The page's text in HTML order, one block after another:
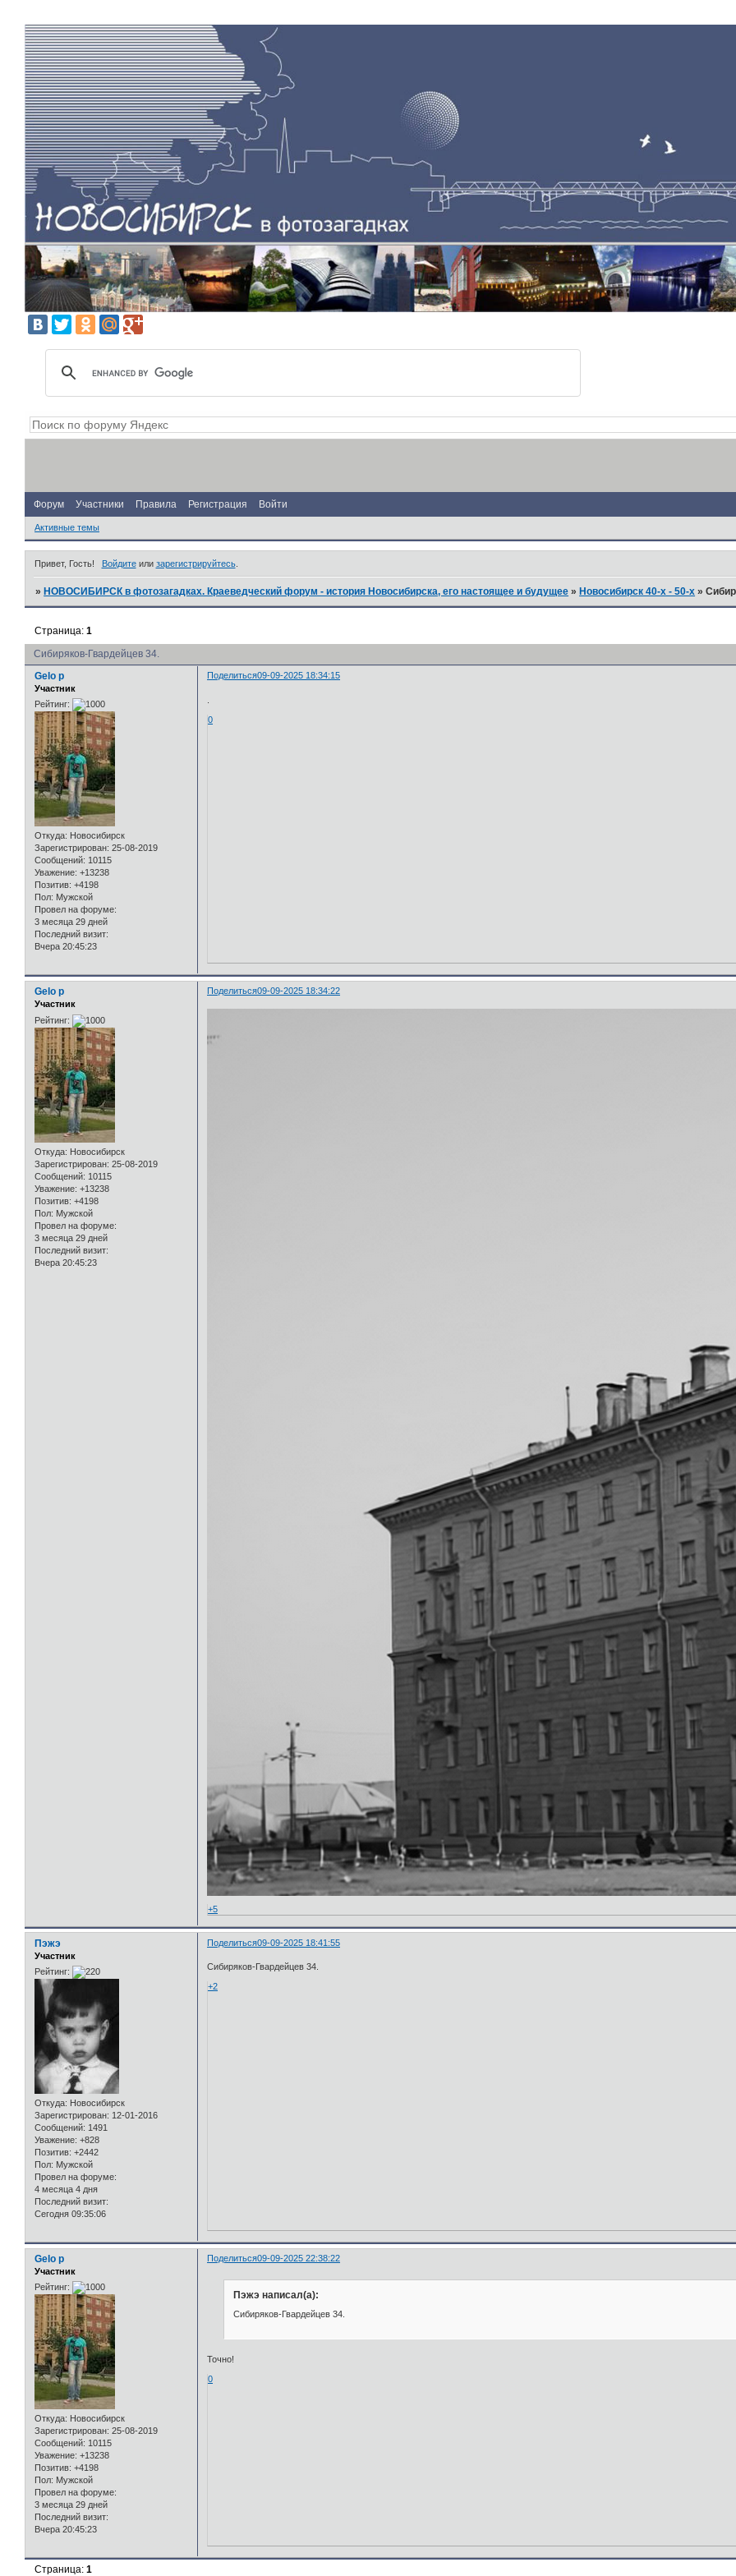
Форум Участники Правила Регистрация Войти
Активные темы
Привет, Гость! Войдитеили зарегистрируйтесь.
»НОВОСИБИРСК в фотозагадках. Краеведческий форум - история Новосибирска, его настоящее и будущее »Новосибирск 40-х - 50-х »
Сибиряков-Гвардейцев 34.
Страница:1
Поделиться09-09-2025 18:34:15
Gelo p
Участник
Рейтинг:
Откуда: Новосибирск
Зарегистрирован: 25-08-2019
Сообщений: 10115
Уважение: +13238
Позитив: +4198
Пол: Мужской
Провел на форуме:
3 месяца 29 дней
Последний визит:
Вчера 20:45:23
0
Поделиться09-09-2025 18:34:22
Gelo p
Участник
Рейтинг:
Откуда: Новосибирск
Зарегистрирован: 25-08-2019
Сообщений: 10115
Уважение: +13238
Позитив: +4198
Пол: Мужской
Провел на форуме:
3 месяца 29 дней
Последний визит:
Вчера 20:45:23
+5
Поделиться09-09-2025 18:41:55
Пэжэ
Участник
Рейтинг:
Откуда: Новосибирск
Зарегистрирован: 12-01-2016
Сообщений: 1491
Уважение: +828
Позитив: +2442
Пол: Мужской
Провел на форуме:
4 месяца 4 дня
Последний визит:
Сегодня 09:35:06
Сибиряков-Гвардейцев 34.
+2
Поделиться09-09-2025 22:38:22
Gelo p
Участник
Рейтинг:
Откуда: Новосибирск
Зарегистрирован: 25-08-2019
Сообщений: 10115
Уважение: +13238
Позитив: +4198
Пол: Мужской
Провел на форуме:
3 месяца 29 дней
Последний визит:
Вчера 20:45:23
Пэжэ написал(а):
Сибиряков-Гвардейцев 34.
Точно!
0
Страница:1